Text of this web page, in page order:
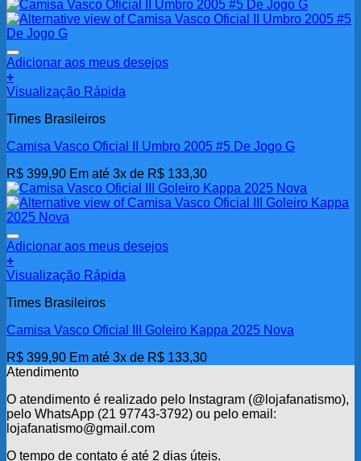
Adicionar aos meus desejos
+
Visualização Rápida
Times Brasileiros
Camisa Vasco Oficial II Umbro 2005 #5 De Jogo G
R$ 399,90 Em até 3x de R$ 133,30
Adicionar aos meus desejos
+
Este
tem
variantes.
opções
podem
escolhidas
na
página
do
Visualização Rápida
Times Brasileiros
Camisa Vasco Oficial III Goleiro Kappa 2025 Nova
R$ 399,90 Em até 3x de R$ 133,30
Atendimento
O atendimento é realizado pelo Instagram (@lojafanatismo),
pelo WhatsApp (21 97743-3792) ou pelo email:
lojafanatismo@gmail.com
O tempo de contato é até 2 dias úteis.